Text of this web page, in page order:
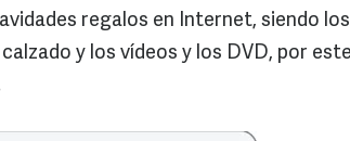
regalos en Internet, siendo
y los vídeos y los DVD, por